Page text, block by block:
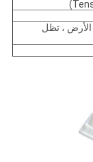
3 مرات بارتفاع 1.2 متر من الأرض ، تظل